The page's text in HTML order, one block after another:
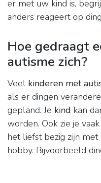
er met uw kind is,
anders reageert op
Hoe gedraagt
autisme zich?
Veel kinderen met
als er dingen
gepland. Je kind kan
worden. Ook zie je
het liefst bezig zijn
hobby. Bijvoorbeeld